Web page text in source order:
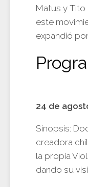
Matus y Tito
este
expandió
24 de
Sinopsis:
creadora
la propia
dando su